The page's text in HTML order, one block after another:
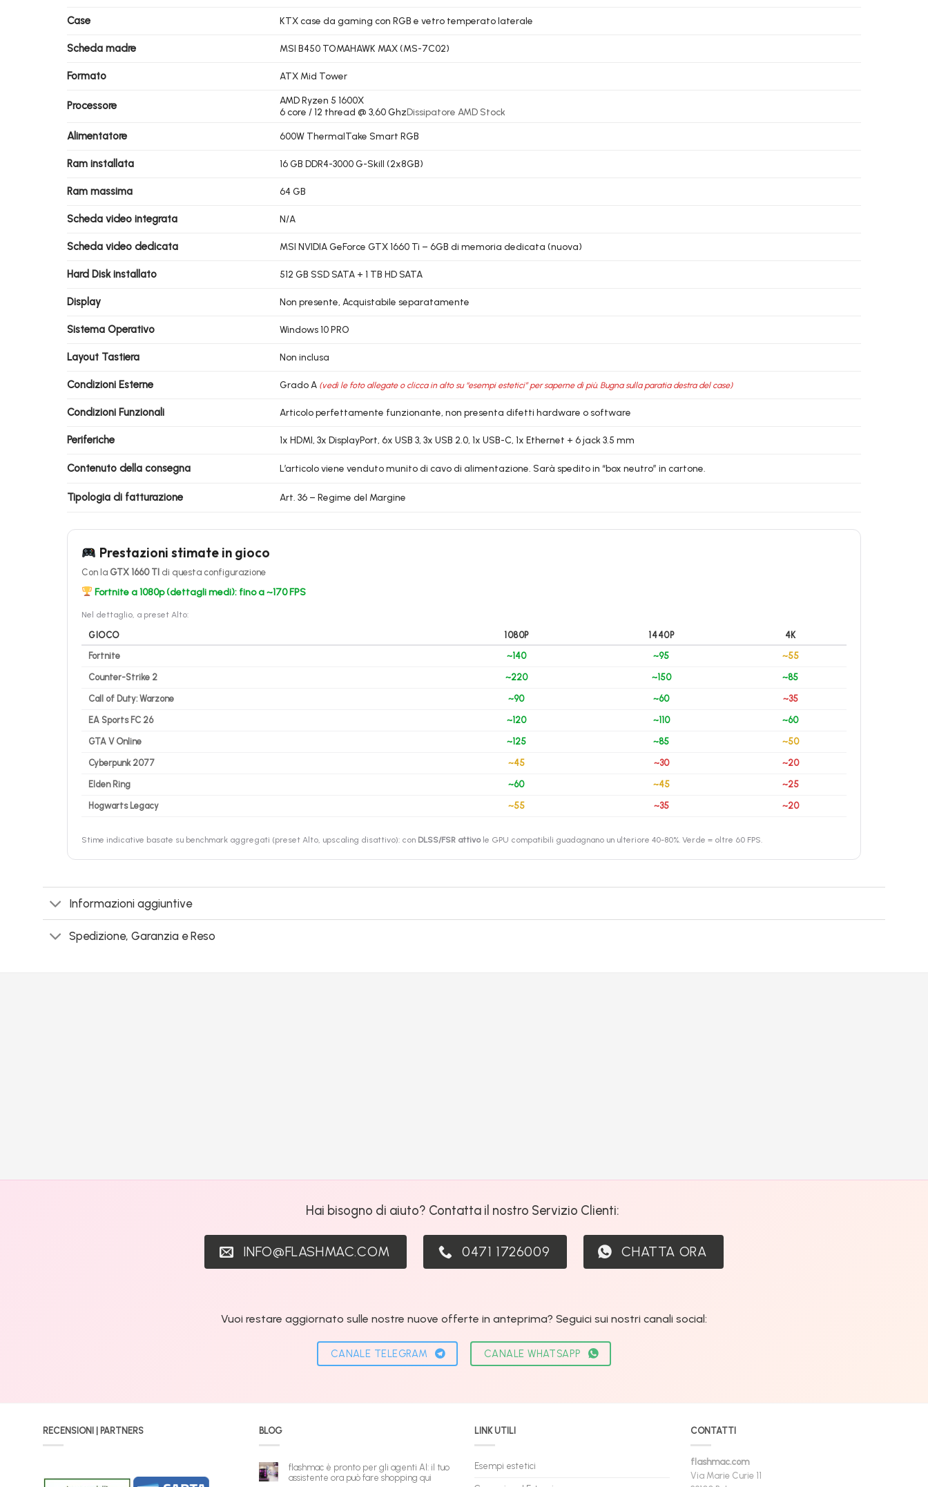
Case KTX case da gaming con RGB e vetro temperato laterale
Scheda madre MSI B450 TOMAHAWK MAX (MS-7C02)
Formato ATX Mid Tower
Processore
AMD Ryzen 5 1600X
6 core / 12 thread @ 3,60 GhzDissipatore AMD Stock
Alimentatore 600W ThermalTake Smart RGB
Ram installata 16 GB DDR4-3000 G-Skill (2x8GB)
Ram massima 64 GB
Scheda video integrata N/A
Scheda video dedicata MSI NVIDIA GeForce GTX 1660 Ti – 6GB di memoria dedicata (nuova)
Hard Disk installato 512 GB SSD SATA + 1 TB HD SATA
Display Non presente, Acquistabile separatamente
Sistema Operativo Windows 10 PRO
Layout Tastiera Non inclusa
Condizioni Esterne Grado A (vedi le foto allegate o clicca in alto su “esempi estetici” per saperne di più. Bugna sulla paratia destra del case)
Condizioni Funzionali Articolo perfettamente funzionante, non presenta difetti hardware o software
Periferiche 1x HDMI, 3x DisplayPort, 6x USB 3, 3x USB 2.0, 1x USB-C, 1x Ethernet + 6 jack 3.5 mm
Contenuto della consegna L’articolo viene venduto munito di cavo di alimentazione. Sarà spedito in “box neutro” in cartone.
Tipologia di fatturazione Art. 36 – Regime del Margine
Prestazioni stimate in gioco
Con la GTX 1660 TIdi questa configurazione
Fortnite a 1080p (dettagli medi): fino a ~170 FPS
Nel dettaglio, a preset Alto:
GIOCO 1080P 1440P
4K
Fortnite
~140 ~95 ~55
Counter-Strike 2 ~220 ~150 ~85
Call of Duty: Warzone ~90 ~60 ~35
EA Sports FC 26 ~120 ~110 ~60
GTA V Online ~125 ~85 ~50
Cyberpunk 2077 ~45 ~30 ~20
Elden Ring ~60 ~45 ~25
Hogwarts Legacy ~55 ~35 ~20
Stime indicative basate su benchmark aggregati (preset Alto, upscaling disattivo): con DLSS/FSR attivole GPU compatibili guadagnano un ulteriore 40-80%. Verde = oltre 60 FPS.
Informazioni aggiuntive
Spedizione, Garanzia e Reso
Hai bisogno di aiuto? Contatta il nostro Servizio Clienti:
INFO@FLASHMAC.COM 0471 1726009 CHATTA ORA
Vuoi restare aggiornato sulle nostre nuove offerte in anteprima? Seguici sui nostri canali social:
CANALE TELEGRAM CANALE WHATSAPP
RECENSIONI | PARTNERS BLOG
flashmac è pronto per gli agenti AI: il tuo
assistente ora può fare shopping qui
LINK UTILI
Esempi estetici
CONTATTI
flashmac.com
Via Marie Curie 11